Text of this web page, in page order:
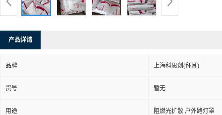
产品详请
品牌 上海科思创(拜耳)
货号 暂无
用途 阻燃光扩散 户外路灯罩